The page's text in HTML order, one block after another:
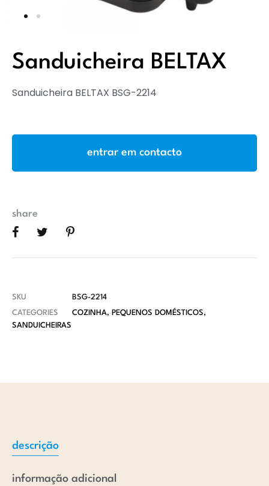
Sanduicheira BELTAX
Sanduicheira BELTAX BSG-2214
share
entrar em contacto
SKU
BSG-2214
CATEGORIES
COZINHA, PEQUENOS DOMÉSTICOS,
SANDUICHEIRAS
descrição
informação adicional